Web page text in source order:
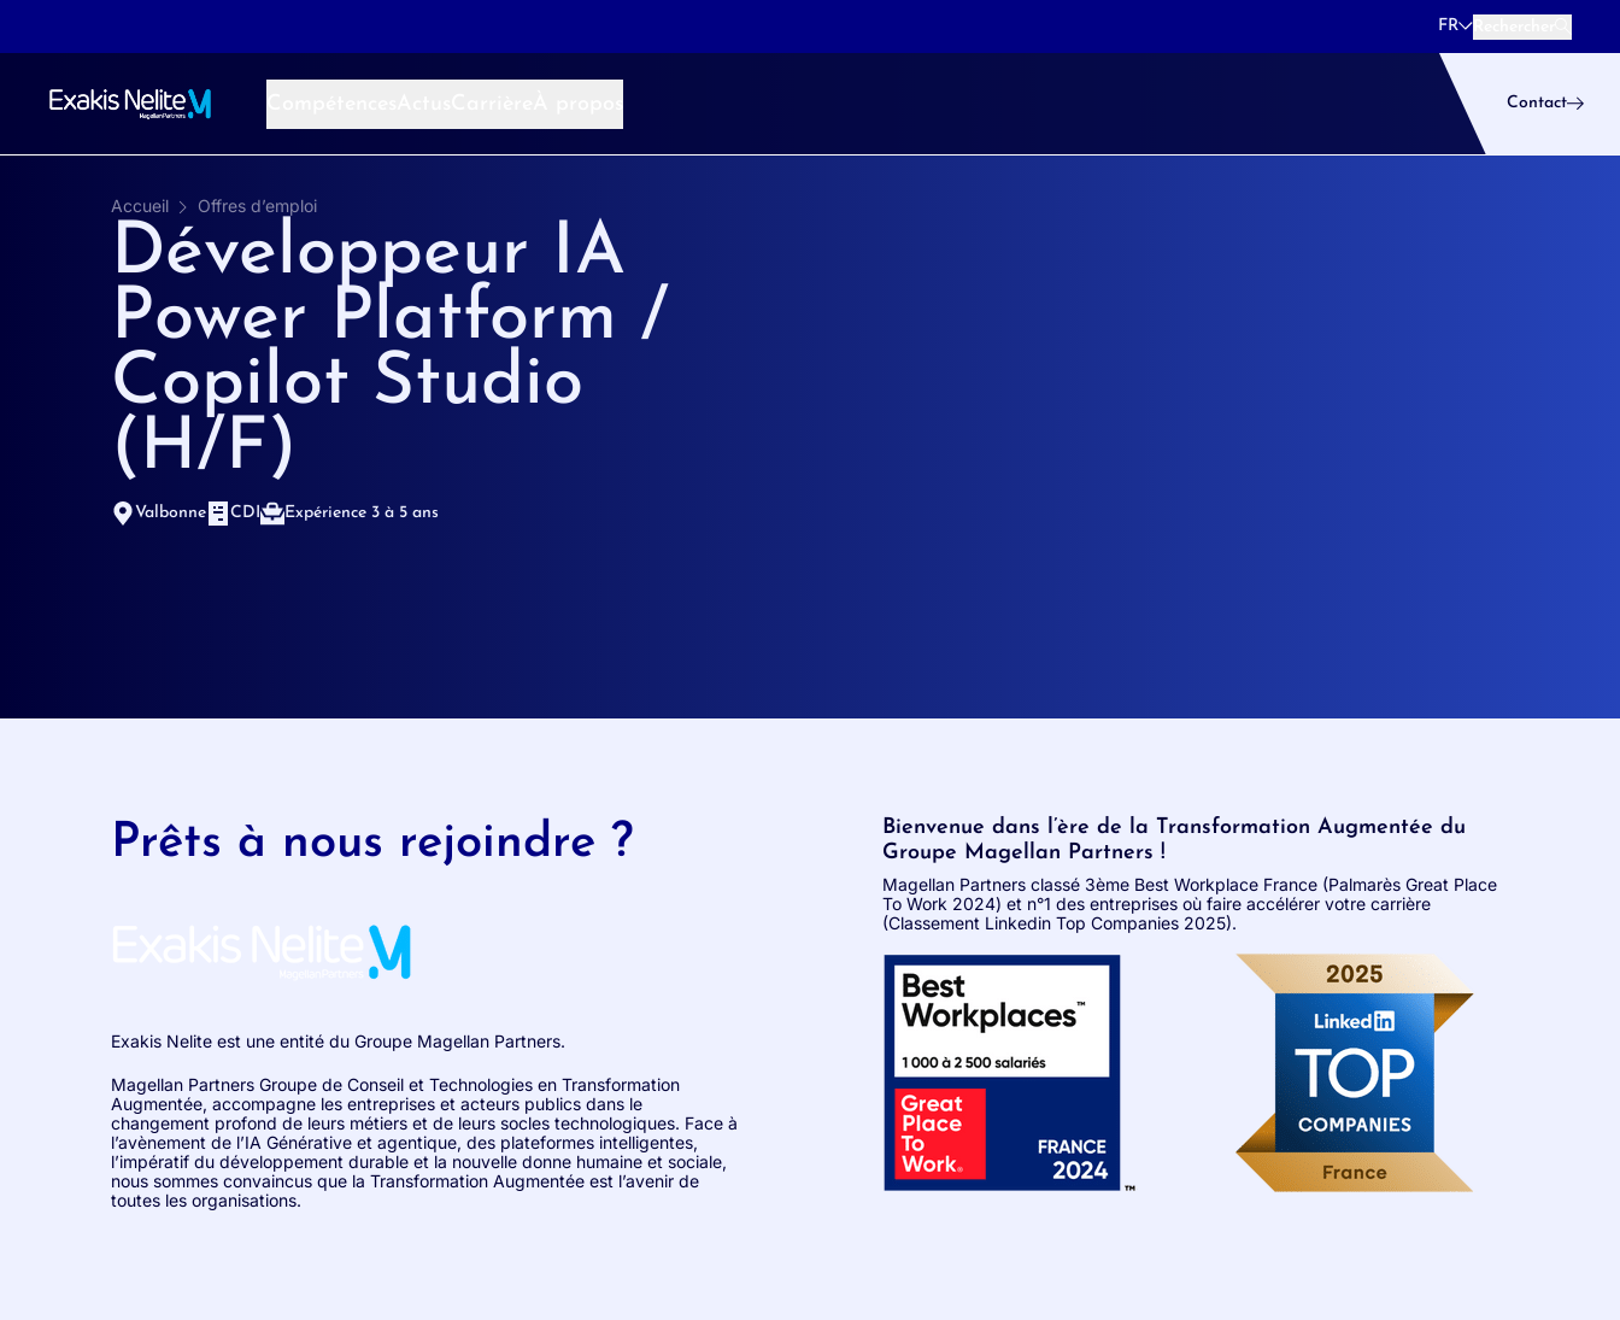
FR
Rechercher
Contact
Accueil Offres d’emploi
Développeur IA
Power Platform /
Copilot Studio
(H/F)
Valbonne CDI Expérience 3 à 5 ans
Prêts à nous rejoindre ?
Exakis Nelite est une entité du Groupe Magellan Partners.
Magellan Partners Groupe de Conseil et Technologies en Transformation
Augmentée, accompagne les entreprises et acteurs publics dans le
changement profond de leurs métiers et de leurs socles technologiques. Face à
l’avènement de l’IA Générative et agentique, des plateformes intelligentes,
l’impératif du développement durable et la nouvelle donne humaine et sociale,
nous sommes convaincus que la Transformation Augmentée est l’avenir de
toutes les organisations.
Bienvenue dans l’ère de la Transformation Augmentée du
Groupe Magellan Partners !
Magellan Partners classé 3ème Best Workplace France (Palmarès Great Place
To Work 2024) et n°1 des entreprises où faire accélérer votre carrière
(Classement Linkedin Top Companies 2025).